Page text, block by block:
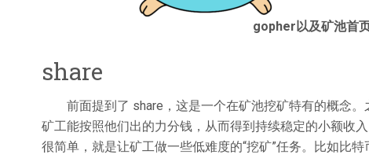
gopher以及矿池首
share
前面提到了 share，这是一个在矿池挖矿特有的概念。
矿工能按照他们出的力分钱，从而得到持续稳定的小额收
很简单，就是让矿工做一些低难度的“挖矿”任务。比如比